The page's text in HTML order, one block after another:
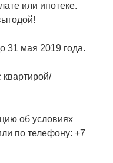
или ипотеке.
31 мая 2019 года.
об условиях
по телефону: +7